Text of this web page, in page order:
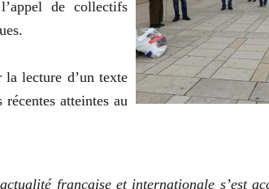
de collectifs
la lecture d’un texte
atteintes au
française et internationale s’est